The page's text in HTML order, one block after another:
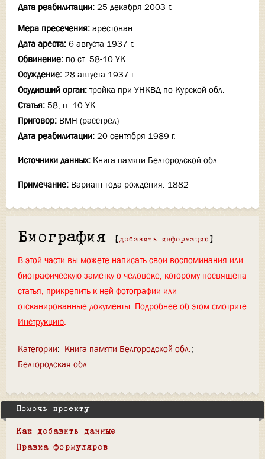
Дата реабилитации: 25 декабря 2003 г.
Мера пресечения: арестован
Дата ареста: 6 августа 1937 г.
Обвинение: по ст. 58-10 УК
Осуждение: 28 августа 1937 г.
Осудивший орган: тройка при УНКВД по Курской обл.
Статья: 58, п. 10 УК
Приговор: ВМН (расстрел)
Дата реабилитации: 20 сентября 1989 г.
Источники данных: Книга памяти Белгородской обл.
Примечание: Вариант года рождения: 1882
Биография [ добавить информацию ]
В этой части вы можете написать свои воспоминания или
биографическую заметку о человеке, которому посвящена
статья, прикрепить к ней фотографии или
отсканированные документы. Подробнее об этом смотрите
Инструкцию.
Категории: Книга памяти Белгородской обл.
Белгородская обл.
Помочь проекту
Как добавить данные
Правка формуляров